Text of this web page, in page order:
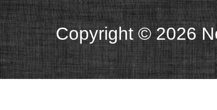
Copyright ©2026